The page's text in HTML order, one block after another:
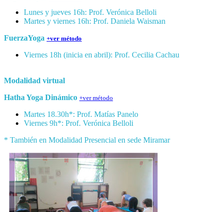
Lunes y jueves 16h: Prof. Verónica Belloli
Martes y viernes 16h: Prof. Daniela Waisman
FuerzaYoga +ver método
Viernes 18h (inicia en abril): Prof. Cecilia Cachau
Modalidad virtual
Hatha Yoga Dinámico +ver método
Martes 18.30h*: Prof. Matías Panelo
Viernes 9h*: Prof. Verónica Belloli
* También en Modalidad Presencial en sede Miramar